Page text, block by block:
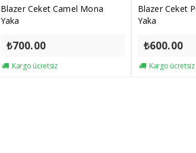
Blazer Ceket Camel Mona
Yaka
₺700.00
Kargo ücretsiz
Blazer Ceket
Yaka
₺600.00
Kargo ücretsiz